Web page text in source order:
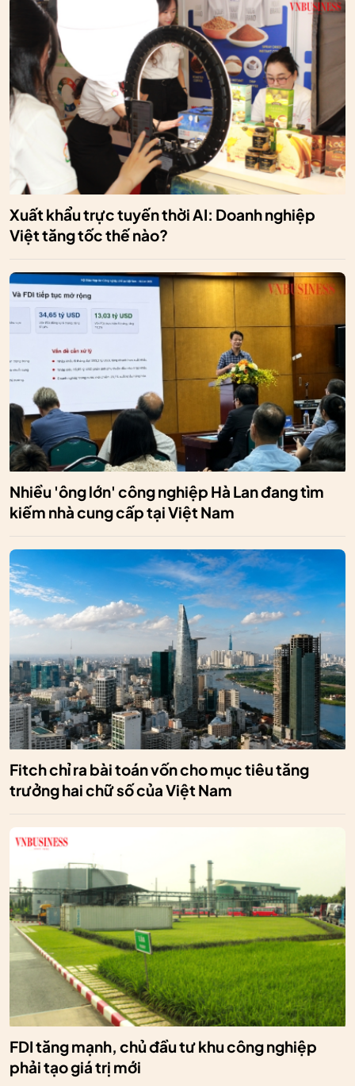
Xuất khẩu trực tuyến thời AI: Doanh nghiệp
Việt tăng tốc thế nào?
Nhiều 'ông lớn' công nghiệp Hà Lan đang tìm
kiếm nhà cung cấp tại Việt Nam
Fitch chỉ ra bài toán vốn cho mục tiêu tăng
trưởng hai chữ số của Việt Nam
FDI tăng mạnh, chủ đầu tư khu công nghiệp
phải tạo giá trị mới